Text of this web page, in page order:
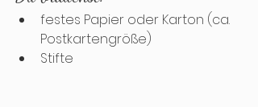
festes Papier oder Karton (ca.
Postkartengröße)
Stifte